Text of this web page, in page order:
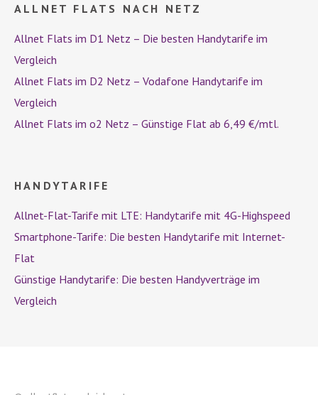
ALLNET FLATS NACH NETZ
Allnet Flats im D1 Netz – Die besten Handytarife im
Vergleich
Allnet Flats im D2 Netz – Vodafone Handytarife im
Vergleich
Allnet Flats im o2 Netz – Günstige Flat ab 6,49 €/mtl.
HANDYTARIFE
Allnet-Flat-Tarife mit LTE: Handytarife mit 4G-Highspeed
Smartphone-Tarife: Die besten Handytarife mit Internet-
Flat
Günstige Handytarife: Die besten Handyverträge im
Vergleich